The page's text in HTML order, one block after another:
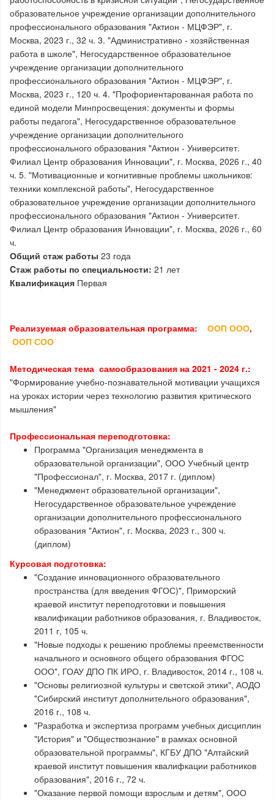
образовательное учреждение организации дополнительного
профессионального образования "Актион - МЦФЭР", г.
Москва, 2023 г., 32 ч. 3. "Административно - хозяйственная
работа в школе", Негосударственное образовательное
учреждение организации дополнительного
профессионального образования "Актион - МЦФЭР", г.
Москва, 2023 г., 120 ч. 4. "Профориентарованная работа по
единой модели Минпросвещения: документы и формы
работы педагога", Негосударственное образовательное
учреждение организации дополнительного
профессионального образования "Актион - Университет.
Филиал Центр образования Инновации", г. Москва, 2026 г., 40
ч. 5. "Мотивационные и когнитивные проблемы школьников:
техники комплексной работы", Негосударственное
образовательное учреждение организации дополнительного
профессионального образования "Актион - Университет.
Филиал Центр образования Инновации", г. Москва, 2026 г., 60
ч.
Общий стаж работы 23 года
Cтаж работы по специальности: 21 лет
Квалификация Первая
Реализуемая образовательная программа: ООП ООО,
ООП СОО
Методическая тема самообразования на 2021 - 2024 г.:
"Формирование учебно-познавательной мотивации учащихся
на уроках истории через технологию развития критического
мышления"
Профессиональная переподготовка:
Программа "Организация менеджмента в
образовательной организации", ООО Учебный центр
"Профессионал", г. Москва, 2017 г. (диплом)
"Менеджмент образовательной организации",
Негосударственное образовательное учреждение
организации дополнительного профессионального
образования "Актион", г. Москва, 2023 г., 300 ч.
(диплом)
Курсовая подготовка:
"Создание инновационного образовательного
пространства (для введения ФГОС)", Приморский
краевой институт переподготовки и повышения
квалификации работников образования, г. Владивосток,
2011 г, 105 ч.
"Новые подходы к решению проблемы преемственности
начального и основного общего образования ФГОС
ООО", ГОАУ ДПО ПК ИРО, г. Владивосток, 2014 г., 108 ч.
"Основы религиозной культуры и светской этики", АОДО
"Сибирский институт дополнительного образования",
2016 г., 108 ч.
"Разработка и экспертиза программ учебных дисциплин
"История" и "Обществознание" в рамках основной
образовательной программы", КГБУ ДПО "Алтайский
краевой институт повышения квалифкации работников
образования", 2016 г., 72 ч.
"Оказание первой помощи взрослым и детям", ООО